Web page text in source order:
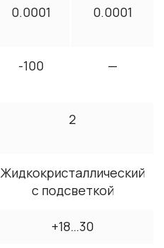
0.0001 0.0001
-100 —
2
Жидкокристаллический
с подсветкой
+18…30